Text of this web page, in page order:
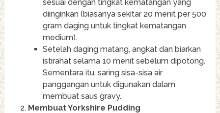
sesuai dengan tingkat kematangan yang
diinginkan (biasanya sekitar 20 menit per 500
gram daging untuk tingkat kematangan
medium).
Setelah daging matang, angkat dan biarkan
istirahat selama 10 menit sebelum dipotong.
Sementara itu, saring sisa-sisa air
panggangan untuk digunakan dalam
membuat saus gravy.
Membuat Yorkshire Pudding